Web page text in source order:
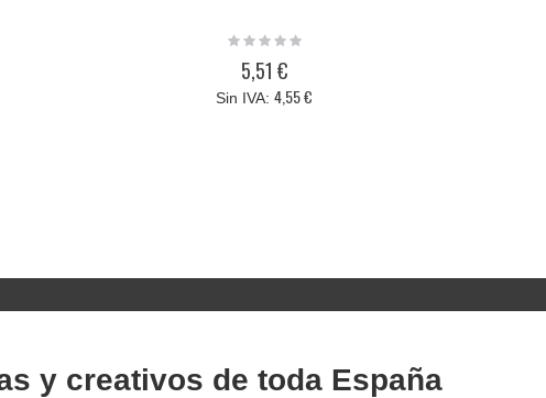
Rating:
5,51 €
4,55 €
y creativos de toda España